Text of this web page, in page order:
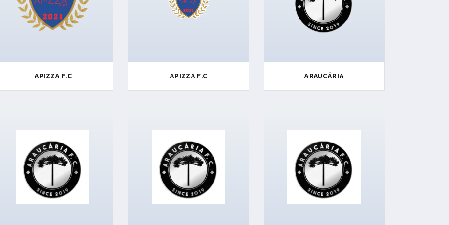
APIZZA F.C APIZZA F.C ARAUCÁRIA